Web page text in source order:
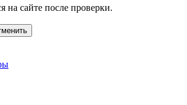
на сайте после проверки.